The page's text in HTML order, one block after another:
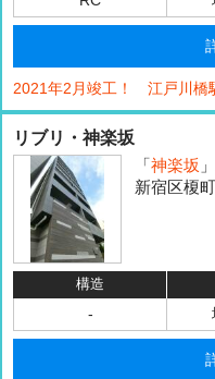
2021年2月竣工！ 江戸川橋
リブリ・神楽坂
「 神楽坂
新宿区榎
構造
-